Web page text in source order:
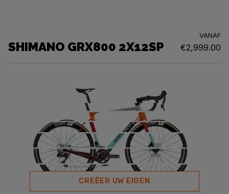
SHIMANO GRX800 2X12SP
VANAF
€2,999.00
CREËER UW EIGEN